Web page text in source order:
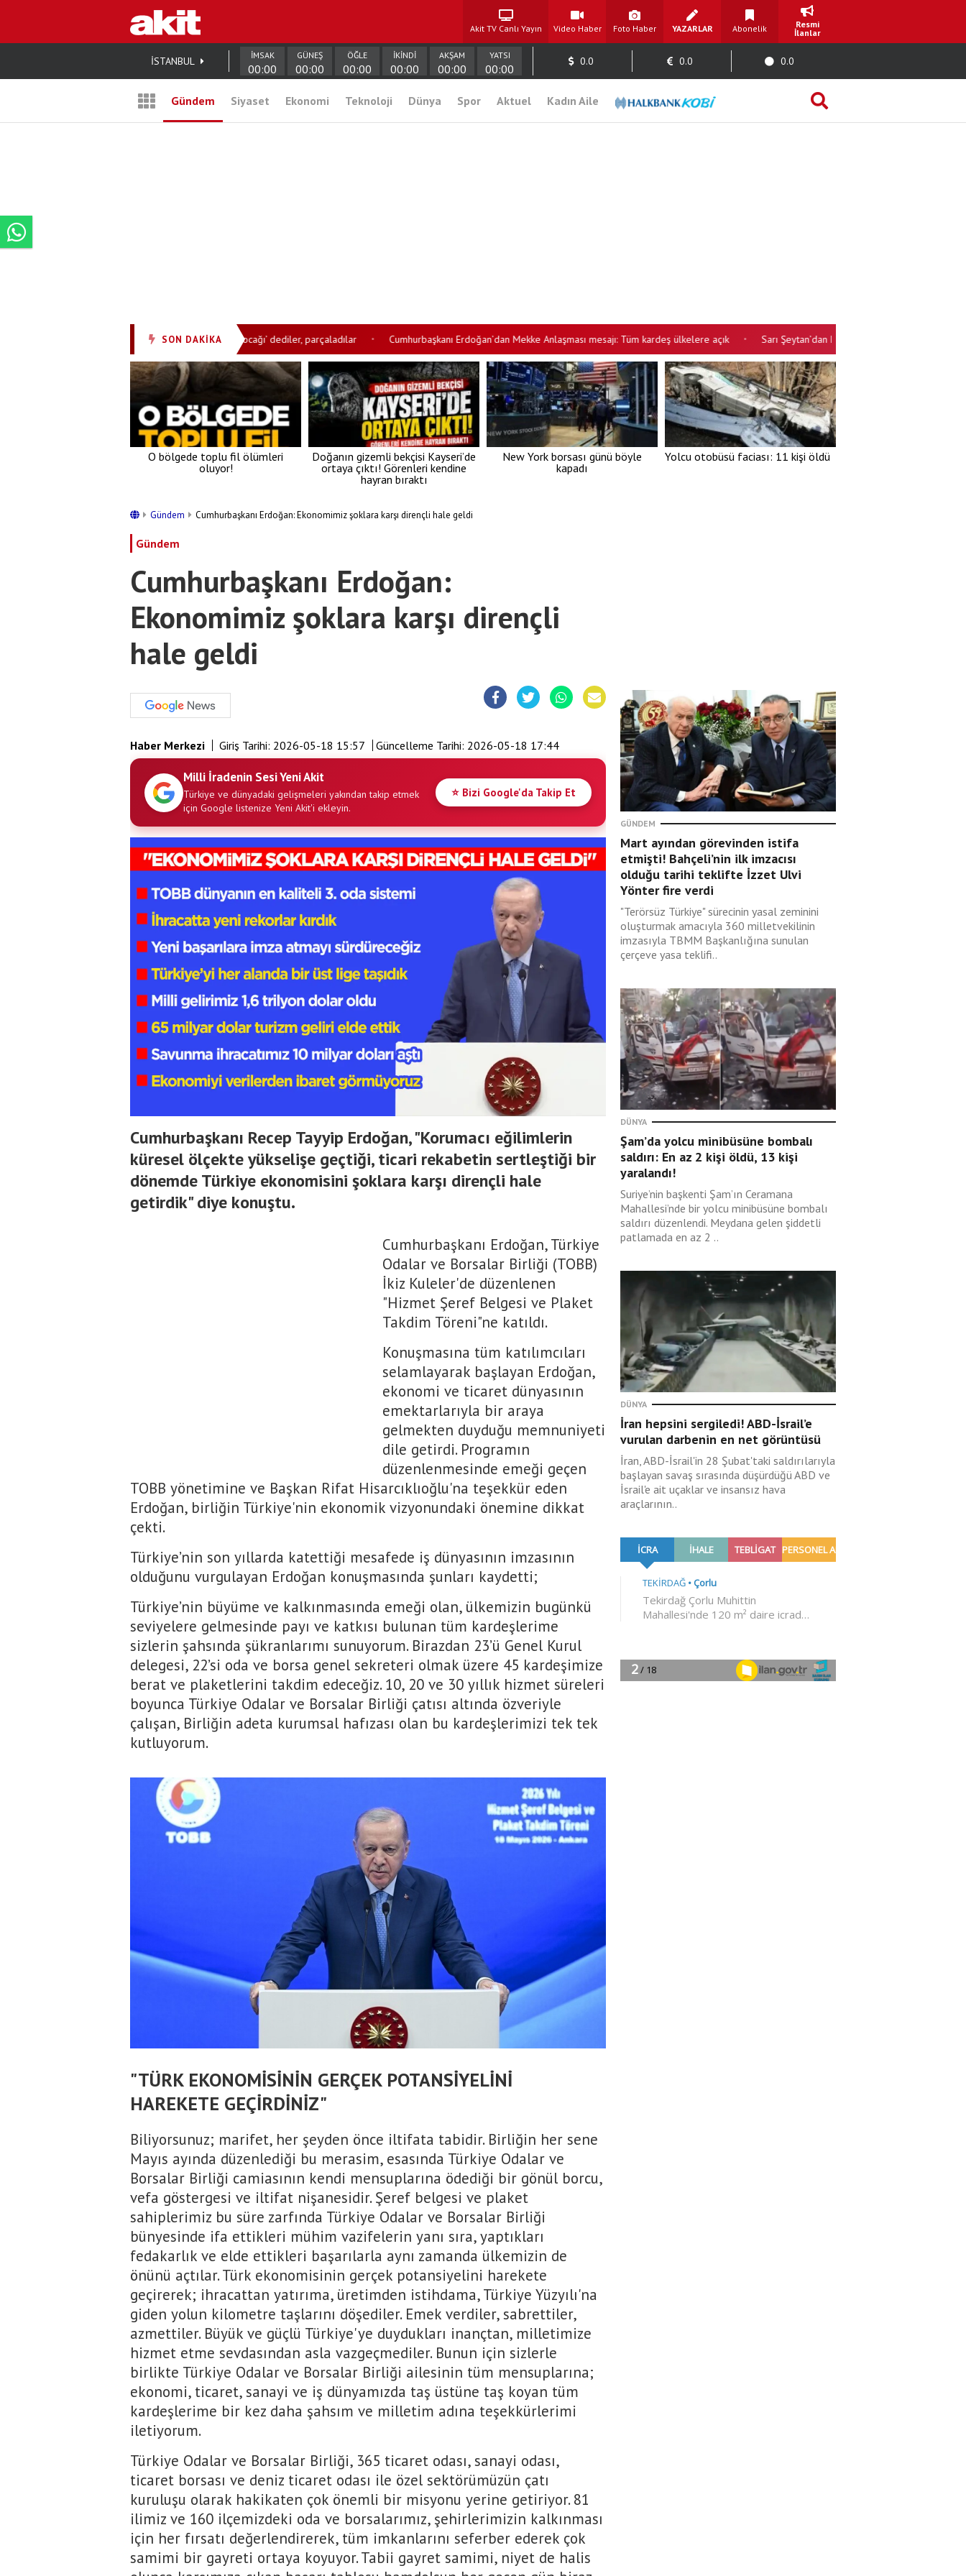
Akit TV Canlı Yayın Video Haber Foto Haber YAZARLAR Abonelik
Resmi
İlanlar
İSTANBUL İMSAK
00:00
GÜNEŞ
00:00
ÖĞLE
00:00
İKİNDİ
00:00
AKŞAM
00:00
YATSI
00:00
0.0 0.0 0.0
Gündem Siyaset Ekonomi Teknoloji Dünya Spor Aktuel Kadın Aile
SON DAKİKA
korsan olur! Baba dediler, hançerlediler, 'baba ocağı’ dediler, parçaladılar • Cumhurbaşkanı Erdoğan’dan Mekke Anlaşması mesajı: Tüm kardeş ülkelere açık • Sarı Şeytan’dan küfür ve hakaret: Trump’ın bitmeyen
O bölgede toplu fil ölümleri
oluyor!
Doğanın gizemli bekçisi Kayseri’de
ortaya çıktı! Görenleri kendine
hayran bıraktı
New York borsası günü böyle
kapadı
Yolcu otobüsü faciası: 11 kişi öldü
Gündem Cumhurbaşkanı Erdoğan: Ekonomimiz şoklara karşı dirençli hale geldi
Gündem
Cumhurbaşkanı Erdoğan:
Ekonomimiz şoklara karşı dirençli
hale geldi
Haber Merkezi Giriş Tarihi: 2026-05-18 15:57 Güncelleme Tarihi: 2026-05-18 17:44
Milli İradenin Sesi Yeni Akit
Türkiye ve dünyadaki gelişmeleri yakından takip etmek
için Google listenize Yeni Akit'i ekleyin.
⭐ Bizi Google'da Takip Et
Cumhurbaşkanı Recep Tayyip Erdoğan, "Korumacı eğilimlerin
küresel ölçekte yükselişe geçtiği, ticari rekabetin sertleştiği bir
dönemde Türkiye ekonomisini şoklara karşı dirençli hale
getirdik" diye konuştu.
Cumhurbaşkanı Erdoğan, Türkiye
Odalar ve Borsalar Birliği (TOBB)
İkiz Kuleler'de düzenlenen
"Hizmet Şeref Belgesi ve Plaket
Takdim Töreni"ne katıldı.
Konuşmasına tüm katılımcıları
selamlayarak başlayan Erdoğan,
ekonomi ve ticaret dünyasının
emektarlarıyla bir araya
gelmekten duyduğu memnuniyeti
dile getirdi. Programın
düzenlenmesinde emeği geçen
TOBB yönetimine ve Başkan Rifat Hisarcıklıoğlu'na teşekkür eden
Erdoğan, birliğin Türkiye'nin ekonomik vizyonundaki önemine dikkat
çekti.
Türkiye’nin son yıllarda katettiği mesafede iş dünyasının imzasının
olduğunu vurgulayan Erdoğan konuşmasında şunları kaydetti;
Türkiye’nin büyüme ve kalkınmasında emeği olan, ülkemizin bugünkü
seviyelere gelmesinde payı ve katkısı bulunan tüm kardeşlerime
sizlerin şahsında şükranlarımı sunuyorum. Birazdan 23’ü Genel Kurul
delegesi, 22’si oda ve borsa genel sekreteri olmak üzere 45 kardeşimize
berat ve plaketlerini takdim edeceğiz. 10, 20 ve 30 yıllık hizmet süreleri
boyunca Türkiye Odalar ve Borsalar Birliği çatısı altında özveriyle
çalışan, Birliğin adeta kurumsal hafızası olan bu kardeşlerimizi tek tek
kutluyorum.
"TÜRK EKONOMİSİNİN GERÇEK POTANSİYELİNİ
HAREKETE GEÇİRDİNİZ"
Biliyorsunuz; marifet, her şeyden önce iltifata tabidir. Birliğin her sene
Mayıs ayında düzenlediği bu merasim, esasında Türkiye Odalar ve
Borsalar Birliği camiasının kendi mensuplarına ödediği bir gönül borcu,
vefa göstergesi ve iltifat nişanesidir. Şeref belgesi ve plaket
sahiplerimiz bu süre zarfında Türkiye Odalar ve Borsalar Birliği
bünyesinde ifa ettikleri mühim vazifelerin yanı sıra, yaptıkları
fedakarlık ve elde ettikleri başarılarla aynı zamanda ülkemizin de
önünü açtılar. Türk ekonomisinin gerçek potansiyelini harekete
geçirerek; ihracattan yatırıma, üretimden istihdama, Türkiye Yüzyılı'na
giden yolun kilometre taşlarını döşediler. Emek verdiler, sabrettiler,
azmettiler. Büyük ve güçlü Türkiye'ye duydukları inançtan, milletimize
hizmet etme sevdasından asla vazgeçmediler. Bunun için sizlerle
birlikte Türkiye Odalar ve Borsalar Birliği ailesinin tüm mensuplarına;
ekonomi, ticaret, sanayi ve iş dünyamızda taş üstüne taş koyan tüm
kardeşlerime bir kez daha şahsım ve milletim adına teşekkürlerimi
iletiyorum.
Türkiye Odalar ve Borsalar Birliği, 365 ticaret odası, sanayi odası,
ticaret borsası ve deniz ticaret odası ile özel sektörümüzün çatı
kuruluşu olarak hakikaten çok önemli bir misyonu yerine getiriyor. 81
ilimiz ve 160 ilçemizdeki oda ve borsalarımız, şehirlerimizin kalkınması
için her fırsatı değerlendirerek, tüm imkanlarını seferber ederek çok
samimi bir gayreti ortaya koyuyor. Tabii gayret samimi, niyet de halis
GÜNDEM
Mart ayından görevinden istifa
etmişti! Bahçeli’nin ilk imzacısı
olduğu tarihi teklifte İzzet Ulvi
Yönter fire verdi
"Terörsüz Türkiye" sürecinin yasal zeminini
oluşturmak amacıyla 360 milletvekilinin
imzasıyla TBMM Başkanlığına sunulan
çerçeve yasa teklifi..
DÜNYA
Şam’da yolcu minibüsüne bombalı
saldırı: En az 2 kişi öldü, 13 kişi
yaralandı!
Suriye’nin başkenti Şam’ın Ceramana
Mahallesi’nde bir yolcu minibüsüne bombalı
saldırı düzenlendi. Meydana gelen şiddetli
patlamada en az 2 ..
DÜNYA
İran hepsini sergiledi! ABD-İsrail’e
vurulan darbenin en net görüntüsü
İran, ABD-İsrail'in 28 Şubat'taki saldırılarıyla
başlayan savaş sırasında düşürdüğü ABD ve
İsrail'e ait uçaklar ve insansız hava
araçlarının..